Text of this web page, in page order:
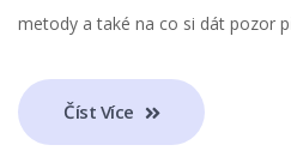
metody a také na co si dát pozor
Číst Více